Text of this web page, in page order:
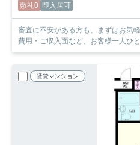
敷礼0 即入居可
審査に不安がある方も、まずはお気軽にご相
費用・ご収入面など、お客様一人ひ
賃貸マンション